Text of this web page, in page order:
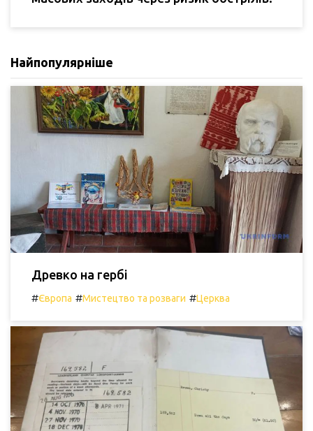
Найпопулярніше
Древко на гербі
#Європа #Мистецтво та розваги #Церква